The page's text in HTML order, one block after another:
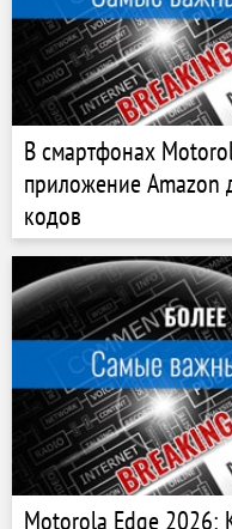
В смартфонах
приложение Amazon
кодов
Motorola Edge 2026: